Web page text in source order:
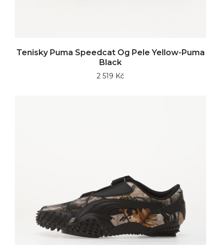
Tenisky Puma Speedcat Og Pele Yellow-Puma
Black
2 519 Kč